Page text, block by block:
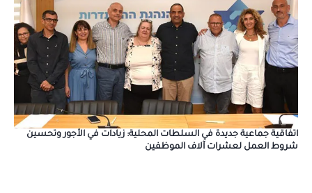
اتفاقية جماعية جديدة في السلطات المحلية: زيادات في الأجور وتحسين
شروط العمل لعشرات آلاف الموظفين